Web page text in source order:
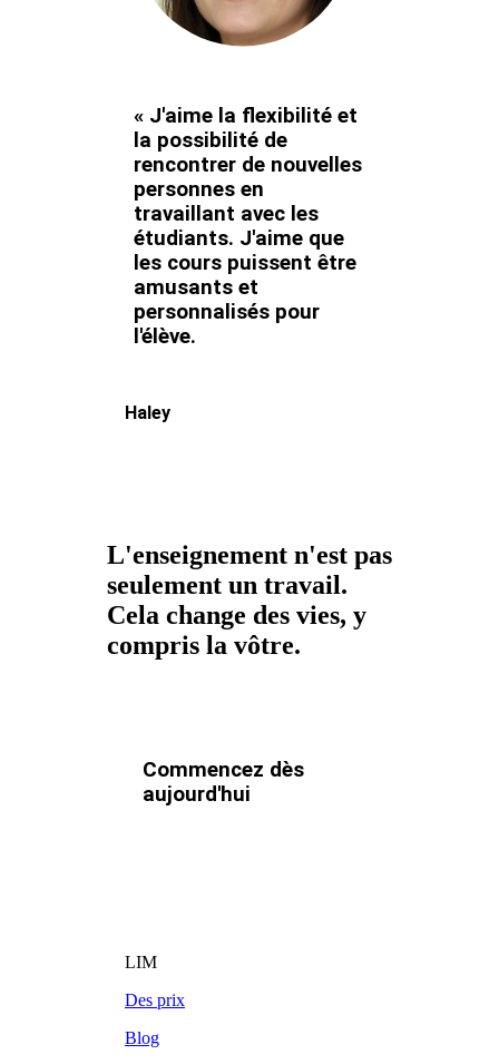
« J'aime la flexibilité et
la possibilité de
rencontrer de nouvelles
personnes en
travaillant avec les
étudiants. J'aime que
les cours puissent être
amusants et
personnalisés pour
l'élève.
Haley
L'enseignement n'est pas
seulement un travail.
Cela change des vies, y
compris la vôtre.
Commencez dès
aujourd'hui
LIM
Des prix
Blog